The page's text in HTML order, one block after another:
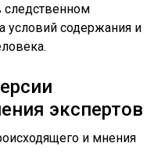
следственном
условий содержания и
экспертов